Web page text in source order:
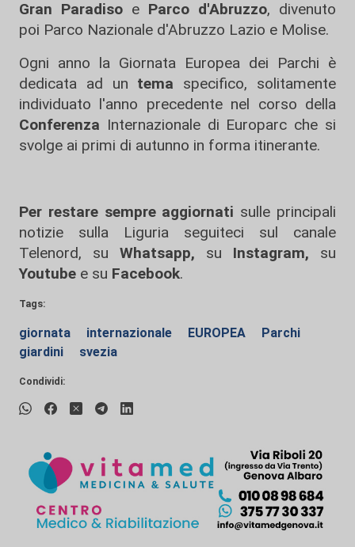
Gran Paradiso e Parco d'Abruzzo, divenuto
poi Parco Nazionale d'Abruzzo Lazio e Molise.
Ogni anno la Giornata Europea dei Parchi è
dedicata ad un tema specifico, solitamente
individuato l'anno precedente nel corso della
Conferenza Internazionale di Europarc che si
svolge ai primi di autunno in forma itinerante.
Per restare sempre aggiornati sulle principali
notizie sulla Liguria seguiteci sul canale
Telenord, su
Whatsapp, su Instagram, su
Youtube e su Facebook.
Tags:
giornata internazionale EUROPEA
Parchi
giardini
svezia
Condividi: